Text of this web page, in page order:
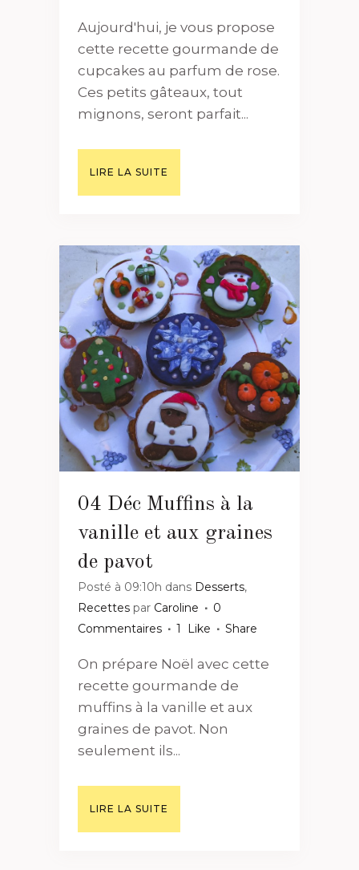
Aujourd'hui, je vous propose
cette recette gourmande de
cupcakes au parfum de rose.
Ces petits gâteaux, tout
mignons, seront parfait...
LIRE LA SUITE
04 Déc Muffins à la
vanille et aux graines
de pavot
Posté à 09:10h dans Desserts,
Recettes par Caroline
0
Commentaires
1 Like Share
On prépare Noël avec cette
recette gourmande de
muffins à la vanille et aux
graines de pavot. Non
seulement ils...
LIRE LA SUITE